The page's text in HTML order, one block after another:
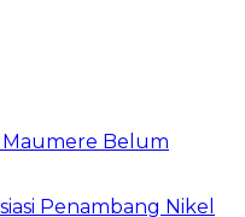
Maumere Belum